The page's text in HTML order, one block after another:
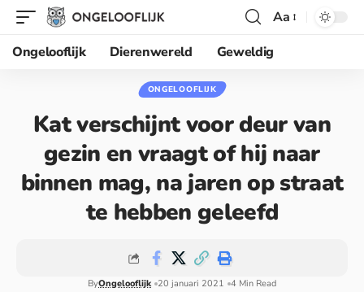
Aa
Ongelooflijk
Dierenwereld Geweldig
ONGELOOFLIJK
Kat verschijnt voor deur van
gezin en vraagt of hij naar
binnen mag, na jaren op straat
te hebben geleefd
ByOngelooflijk 20 januari 2021 4 Min Read